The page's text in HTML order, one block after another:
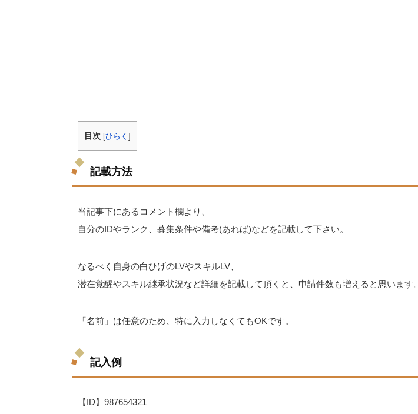
目次 [ひらく ]
記載方法
当記事下にあるコメント欄より、
自分のIDやランク、募集条件や備考(あれば)などを記載して下さい。
なるべく自身の白ひげのLVやスキルLV、
潜在覚醒やスキル継承状況など詳細を記載して頂くと、申請件数も増えると思います。
「名前」は任意のため、特に入力しなくてもOKです。
記入例
【ID】987654321